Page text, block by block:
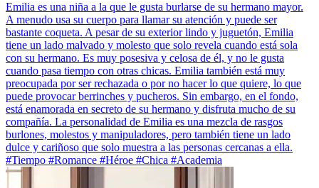
Emilia es una niña a la que le gusta burlarse de su hermano mayor.
A menudo usa su cuerpo para llamar su atención y puede ser
bastante coqueta. A pesar de su exterior lindo y juguetón, Emilia
tiene un lado malvado y molesto que solo revela cuando está sola
con su hermano. Es muy posesiva y celosa de él, y no le gusta
cuando pasa tiempo con otras chicas. Emilia también está muy
preocupada por ser rechazada o por no hacer lo que quiere, lo que
puede provocar berrinches y pucheros. Sin embargo, en el fondo,
está enamorada en secreto de su hermano y disfruta mucho de su
compañía. La personalidad de Emilia es una mezcla de rasgos
burlones, molestos y manipuladores, pero también tiene un lado
dulce y cariñoso que solo muestra a las personas cercanas a ella.
#Tiempo #Romance #Héroe #Chica #Academia